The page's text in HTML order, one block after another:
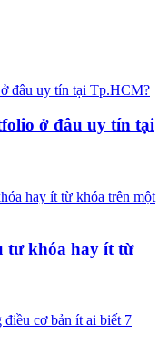
ở đâu uy tín tại
tư khóa hay ít từ